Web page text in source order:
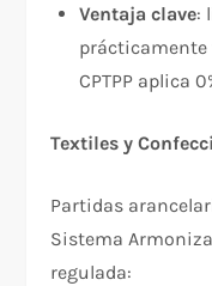
Ventaja clave:
prácticamente
CPTPP aplica
Textiles y
Partidas
Sistema
regulada:​